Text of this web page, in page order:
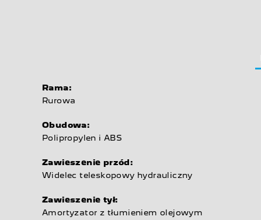
Rama:
Rurowa
Obudowa:
Polipropylen i ABS
Zawieszenie przód:
Widelec teleskopowy hydrauliczny
Zawieszenie tył:
Amortyzator z tłumieniem olejowym